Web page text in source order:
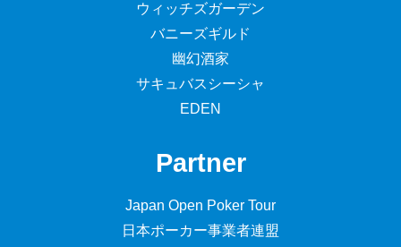
ウィッチズガーデン
バニーズギルド
幽幻酒家
サキュバスシーシャ
EDEN
Partner
Japan Open Poker Tour
日本ポーカー事業者連盟